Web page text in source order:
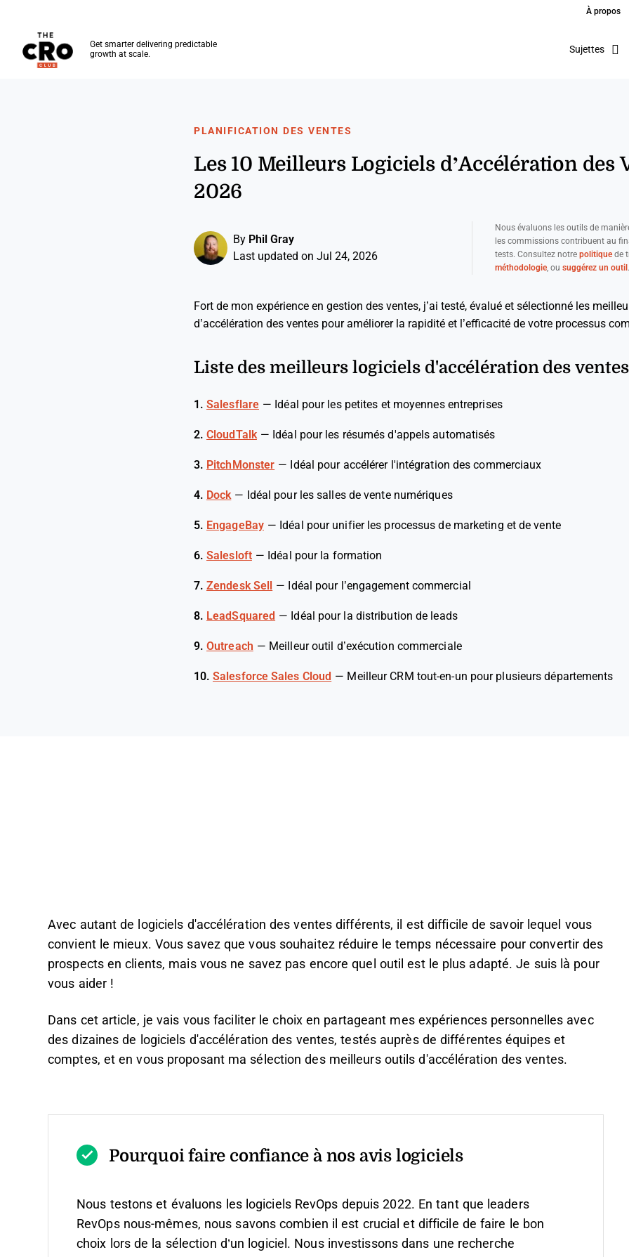
À propos
Get smarter delivering predictable
growth at scale.
Sujettes
PLANIFICATION DES VENTES
Les 10 Meilleurs Logiciels d’Accélération des
2026
By Phil Gray
Last updated on Jul 24, 2026
Nous évaluons les outils de
les commissions contribuent au
tests. Consultez notre politiquede
méthodologie, ou suggérez un outil .
Fort de mon expérience en gestion des ventes, j’ai testé, évalué et sélectionné les
d’accélération des ventes pour améliorer la rapidité et l’efficacité de votre processus
Liste des meilleurs logiciels d'accélération des ventes
1. Salesflare — Idéal pour les petites et moyennes entreprises
2. CloudTalk — Idéal pour les résumés d'appels automatisés
3. PitchMonster — Idéal pour accélérer l'intégration des commerciaux
4. Dock — Idéal pour les salles de vente numériques
5. EngageBay — Idéal pour unifier les processus de marketing et de vente
6. Salesloft — Idéal pour la formation
7. Zendesk Sell — Idéal pour l’engagement commercial
8. LeadSquared — Idéal pour la distribution de leads
9. Outreach — Meilleur outil d’exécution commerciale
10. Salesforce Sales Cloud — Meilleur CRM tout-en-un pour plusieurs départements
Avec autant de logiciels d'accélération des ventes différents, il est difficile de savoir lequel vous
convient le mieux. Vous savez que vous souhaitez réduire le temps nécessaire pour convertir des
prospects en clients, mais vous ne savez pas encore quel outil est le plus adapté. Je suis là pour
vous aider !
Dans cet article, je vais vous faciliter le choix en partageant mes expériences personnelles avec
des dizaines de logiciels d'accélération des ventes, testés auprès de différentes équipes et
comptes, et en vous proposant ma sélection des meilleurs outils d'accélération des ventes.
Pourquoi faire confiance à nos avis logiciels
Nous testons et évaluons les logiciels RevOps depuis 2022. En tant que leaders
RevOps nous-mêmes, nous savons combien il est crucial et difficile de faire le bon
choix lors de la sélection d’un logiciel. Nous investissons dans une recherche